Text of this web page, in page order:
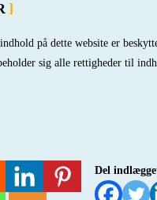
på dette website er
sig alle rettigheder til
Del